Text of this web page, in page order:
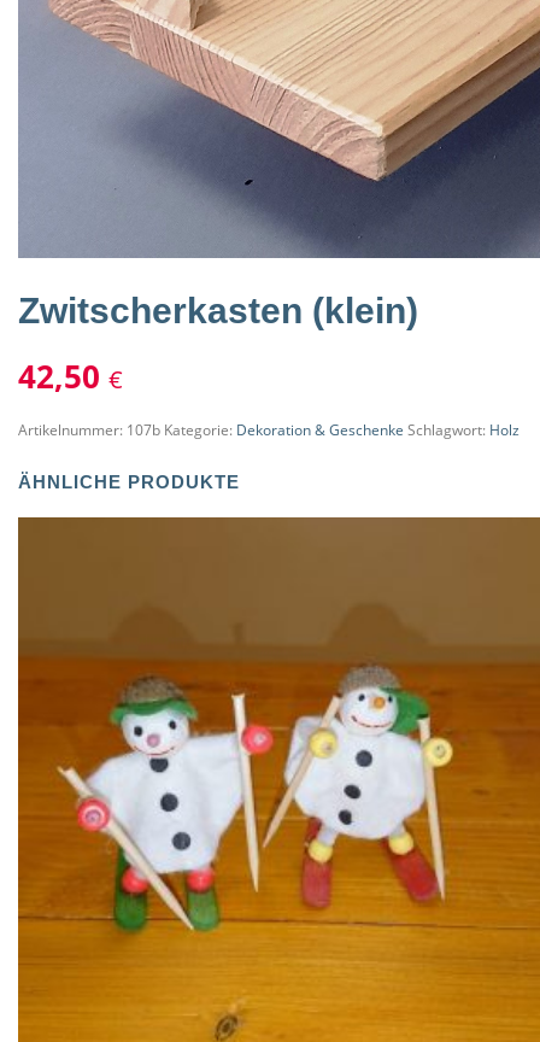
Zwitscherkasten (klein)
42,50 €
Artikelnummer: 107b Kategorie: Dekoration & Geschenke Schlagwort: Holz
ÄHNLICHE PRODUKTE